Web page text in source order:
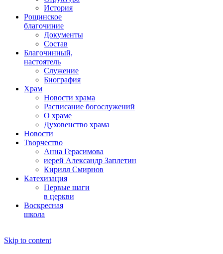
История
Рощинское
благочиние
Документы
Состав
Благочинный,
настоятель
Служение
Биография
Храм
Новости храма
Расписание богослужений
О храме
Духовенство храма
Новости
Творчество
Анна Герасимова
иерей Александр Заплетин
Кирилл Смирнов
Катехизация
Первые шаги
в церкви
Воскресная
школа
Skip to content